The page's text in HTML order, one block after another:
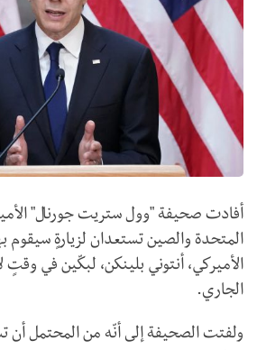
أفادت صحيفة "وول ستريت جورنال"
المتحدة والصين تستعدان لزيارةٍ سيقوم
الأميركي، أنتوني بلينكن، لبكّين في
الجاري.
ولفتت الصحيفة إلى أنّه من المحتمل أن